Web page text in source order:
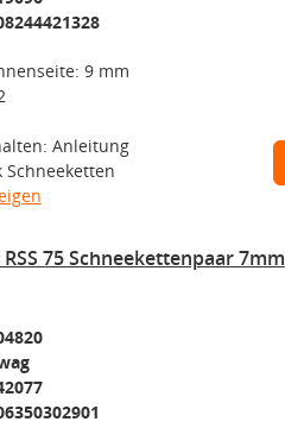
9 mm
Anleitung
Schneeketten
75 Schneekettenpaar 7mm